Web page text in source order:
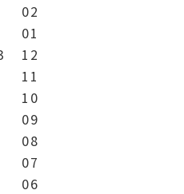
02
01
12
11
10
09
08
07
06